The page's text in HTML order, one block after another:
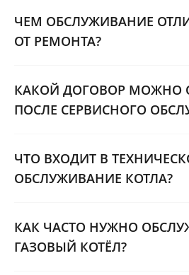
ЧЕМ ОБСЛУЖИВАНИЕ
ОТ РЕМОНТА?
КАКОЙ ДОГОВОР МОЖНО
ПОСЛЕ СЕРВИСНОГО
ЧТО ВХОДИТ В
ОБСЛУЖИВАНИЕ КОТЛА?
КАК ЧАСТО НУЖНО
ГАЗОВЫЙ КОТЁЛ?